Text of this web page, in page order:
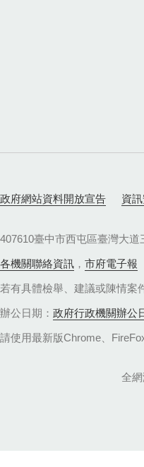
政府網站資料開放宣告 資
407610臺中市西屯區臺灣大道
各機關聯絡資訊 ， 市府電子報
若有具體檢舉、建議或陳情案
辦公日期： 政府行政機關辦公
請使用最新版Chrome、
全